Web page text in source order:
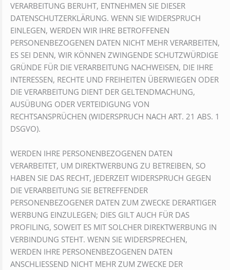
VERARBEITUNG BERUHT, ENTNEHMEN SIE DIESER
DATENSCHUTZERKLÄRUNG. WENN SIE WIDERSPRUCH
EINLEGEN, WERDEN WIR IHRE BETROFFENEN
PERSONENBEZOGENEN DATEN NICHT MEHR VERARBEITEN,
ES SEI DENN, WIR KÖNNEN ZWINGENDE SCHUTZWÜRDIGE
GRÜNDE FÜR DIE VERARBEITUNG NACHWEISEN, DIE IHRE
INTERESSEN, RECHTE UND FREIHEITEN ÜBERWIEGEN ODER
DIE VERARBEITUNG DIENT DER GELTENDMACHUNG,
AUSÜBUNG ODER VERTEIDIGUNG VON
RECHTSANSPRÜCHEN (WIDERSPRUCH NACH ART. 21 ABS. 1
DSGVO).
WERDEN IHRE PERSONENBEZOGENEN DATEN
VERARBEITET, UM DIREKTWERBUNG ZU BETREIBEN, SO
HABEN SIE DAS RECHT, JEDERZEIT WIDERSPRUCH GEGEN
DIE VERARBEITUNG SIE BETREFFENDER
PERSONENBEZOGENER DATEN ZUM ZWECKE DERARTIGER
WERBUNG EINZULEGEN; DIES GILT AUCH FÜR DAS
PROFILING, SOWEIT ES MIT SOLCHER DIREKTWERBUNG IN
VERBINDUNG STEHT. WENN SIE WIDERSPRECHEN,
WERDEN IHRE PERSONENBEZOGENEN DATEN
ANSCHLIESSEND NICHT MEHR ZUM ZWECKE DER